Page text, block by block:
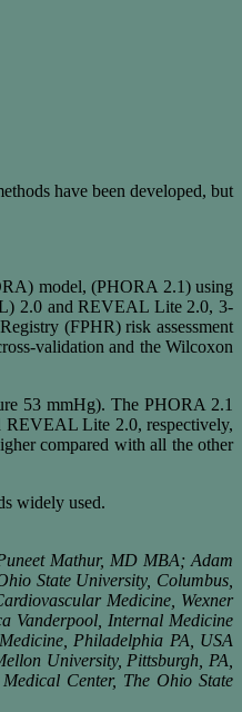
have been developed, but
model, (PHORA 2.1) using
2.0 and REVEAL Lite 2.0, 3-
(FPHR) risk assessment
validation and the Wilcoxon
53 mmHg). The PHORA 2.1
REVEAL Lite 2.0, respectively,
compared with all the other
widely used.
Mathur, MD MBA; Adam
State University, Columbus,
Medicine, Wexner
Vanderpool, Internal Medicine
Philadelphia PA, USA
University, Pittsburgh, PA,
Center, The Ohio State